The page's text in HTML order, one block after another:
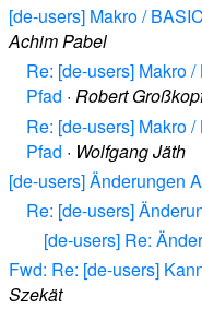
[de-users] Makro /
Achim Pabel
Re: [de-users] Makro
Pfad · Robert
Re: [de-users] Makro
Pfad · Wolfgang Jäth
[de-users] Änderungen
Re: [de-users]
[de-users] Re:
Fwd: Re: [de-users]
Szekät